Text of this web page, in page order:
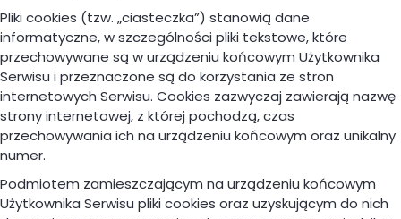
Pliki cookies (tzw. „ciasteczka”) stanowią dane
informatyczne, w szczególności pliki tekstowe, które
przechowywane są w urządzeniu końcowym Użytkownika
Serwisu i przeznaczone są do korzystania ze stron
internetowych Serwisu. Cookies zazwyczaj zawierają nazwę
strony internetowej, z której pochodzą, czas
przechowywania ich na urządzeniu końcowym oraz unikalny
numer.
Podmiotem zamieszczającym na urządzeniu końcowym
Użytkownika Serwisu pliki cookies oraz uzyskującym do nich